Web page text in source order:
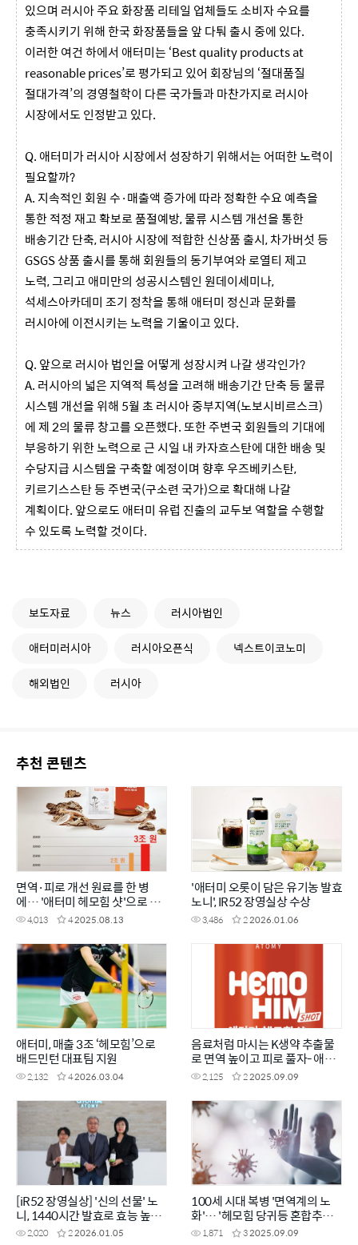
있으며 러시아 주요 화장품 리테일 업체들도 소비자 수요를
충족시키기 위해 한국 화장품들을 앞 다퉈 출시 중에 있다.
이러한 여건 하에서 애터미는 ‘Best quality products at
reasonable prices’로 평가되고 있어 회장님의 ‘절대품질
절대가격’의 경영철학이 다른 국가들과 마찬가지로 러시아
시장에서도 인정받고 있다.
Q. 애터미가 러시아 시장에서 성장하기 위해서는 어떠한 노력이
필요할까?
A. 지속적인 회원 수·매출액 증가에 따라 정확한 수요 예측을
통한 적정 재고 확보로 품절예방, 물류 시스템 개선을 통한
배송기간 단축, 러시아 시장에 적합한 신상품 출시, 차가버섯 등
GSGS 상품 출시를 통해 회원들의 동기부여와 로열티 제고
노력, 그리고 애미만의 성공시스템인 원데이세미나,
석세스아카데미 조기 정착을 통해 애터미 정신과 문화를
러시아에 이전시키는 노력을 기울이고 있다.
Q. 앞으로 러시아 법인을 어떻게 성장시켜 나갈 생각인가?
A. 러시아의 넓은 지역적 특성을 고려해 배송기간 단축 등 물류
시스템 개선을 위해 5월 초 러시아 중부지역(노보시비르스크)
에 제 2의 물류 창고를 오픈했다. 또한 주변국 회원들의 기대에
부응하기 위한 노력으로 근 시일 내 카자흐스탄에 대한 배송 및
수당지급 시스템을 구축할 예정이며 향후 우즈베키스탄,
키르기스스탄 등 주변국(구소련 국가)으로 확대해 나갈
계획이다. 앞으로도 애터미 유럽 진출의 교두보 역할을 수행할
수 있도록 노력할 것이다.
보도자료 뉴스
러시아법인
애터미러시아
러시아오픈식
넥스트이코노미
해외법인
러시아
추천 콘텐츠
면역·피로 개선 원료를 한 병
에… '애터미 헤모힘 샷'으로 활
력 UP!
4,013 42025.08.13
'애터미 오롯이 담은 유기농 발효
노니', IR52 장영실상 수상
3,486 22026.01.06
애터미, 매출 3조 ‘헤모힘’으로
배드민턴 대표팀 지원
2,132 42026.03.04
음료처럼 마시는 K생약 추출물
로 면역 높이고 피로 풀자- 애터
미 헤모힘 샷
2,125 22025.09.09
[iR52 장영실상] '신의 선물' 노
니, 1440시간 발효로 효능 높였
다2,020 22026.01.05
100세 시대 복병 '면역계의 노
화'… '헤모힘 당귀등 혼합추출
물'로 미리 관리하세요
1,871 32025.09.09